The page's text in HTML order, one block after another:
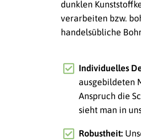
dunklen
verarbeiten bzw.
handelsübliche
Individuelles
ausgebildeten
Anspruch die
sieht man in
Robustheit: